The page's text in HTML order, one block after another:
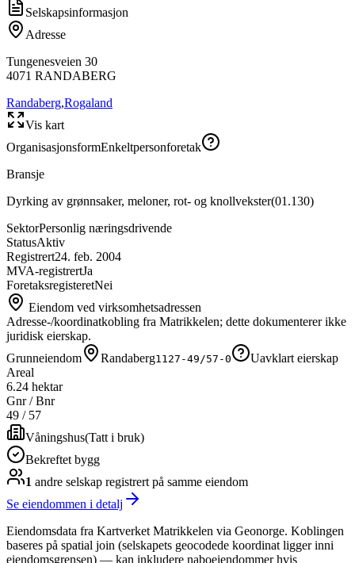
Selskapsinformasjon
Adresse
Tungenesveien 30
4071 RANDABERG
Randaberg,Rogaland
Vis kart
OrganisasjonsformEnkeltpersonforetak
Bransje
Dyrking av grønnsaker, meloner, rot- og knollvekster(01.130)
SektorPersonlig næringsdrivende
StatusAktiv
Registrert24. feb. 2004
MVA-registrertJa
ForetaksregisteretNei
Eiendom ved virksomhetsadressen
Adresse-/koordinatkobling fra Matrikkelen; dette dokumenterer ikke
juridisk eierskap.
Grunneiendom
Randaberg1127-49/57-0
Uavklart eierskap
Areal
6.24 hektar
Gnr / Bnr
49 / 57
Våningshus(Tatt i bruk)
Bekreftet bygg
1 andre selskap registrert på samme eiendom
Se eiendommen i detalj
Eiendomsdata fra Kartverket Matrikkelen via Geonorge. Koblingen
baseres på spatial join (selskapets geocodede koordinat ligger inni
eiendomsgrensen) — kan inkludere naboeiendommer hvis